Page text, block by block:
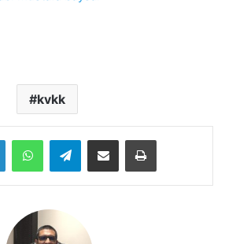
kvkk
LinkedInWhatsAppTelegramE-Posta ile paylaş Yazdır